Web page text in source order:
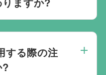
気を行うのが一般
を行うかは多様化し
借りて行う必要はな
葬儀を行う自宅葬を
たちは自宅でのご
式場利用料は同じで
する際の注
?